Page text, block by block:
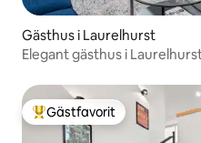
Gästhus i Laurelhurst
Elegant gästhus i
Populär gästfavorit
Gästfavorit